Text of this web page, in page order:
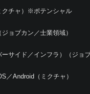
クチャ）※ポテンシャル
ョブカン／士業領域）
サイド／インフラ）（ジョブ
／Android（ミクチャ）